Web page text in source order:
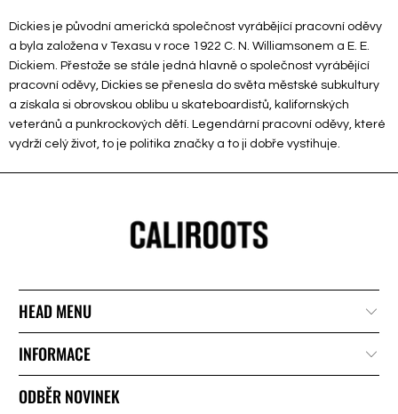
Dickies je původní americká společnost vyrábějící pracovní oděvy
a byla založena v Texasu v roce 1922 C. N. Williamsonem a E. E.
Dickiem. Přestože se stále jedná hlavně o společnost vyrábějící
pracovní oděvy, Dickies se přenesla do světa městské subkultury
a získala si obrovskou oblibu u skateboardistů, kalifornských
veteránů a punkrockových dětí. Legendární pracovní oděvy, které
vydrží celý život, to je politika značky a to ji dobře vystihuje.
HEAD MENU
INFORMACE
ODBĚR NOVINEK